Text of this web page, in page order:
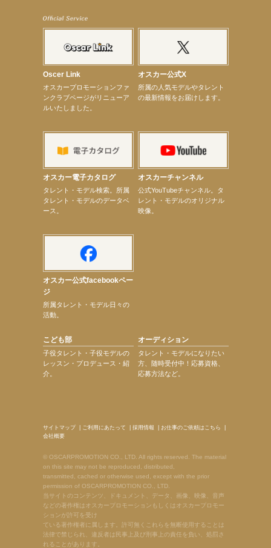
【elfin’】7thシングル『全世界』がFMたいはくでO.A.決定♪
【elfin’】7thシングル『全世界』がFM-UUでO.A.決定♪
【elfin’】8月16日（日）「全世界」発売記念イベント決定！
【elfin’】7thシングル『全世界』がFM TANABEでO.A.決定♪
【昆虫ハンター牧田習】8月13日（木）プライムツリー赤池「ふれあい昆虫フェスティバル」トーク
ショーゲスト出演！
【井頭愛海】『小さなお葬式』TV-CM出演！
【定本楓馬】WEB DIGVII 連載企画『東京23時』に登場！
【上戸彩】サントリー「−196」新CM出演！
【elfin’】【小倉舞子】8月9日（日）「MxM’s produce event vol.14」に出演決定！
【elfin’】【辻美優】8月28日（金）「辻美優(elfin’)グレイテスト・ショー」に出演決定！
【elfin’】9月27日（日）「Beauty Voice Theater Reboot Vol.3」開催決定！
Oscer Link
オスカープロモーションファ
ンクラブページがリニューア
ルいたしました。
オスカー公式X
所属の人気モデルやタレント
の最新情報をお届けします。
オスカー電子カタログ
タレント・モデル検索。所属
タレント・モデルのデータベ
ース。
オスカーチャンネル
公式YouTubeチャンネル。タ
レント・モデルのオリジナル
映像。
オスカー公式facebookペー
ジ
所属タレント・モデル日々の
活動。
こども部
子役タレント・子役モデルの
レッスン・プロデュース・紹
介。
オーディション
タレント・モデルになりたい
方、随時受付中！応募資格、
応募方法など。
サイトマップ| ご利用にあたって 採用情報 お仕事のご依頼はこちら
会社概要
© OSCARPROMOTION CO., LTD. All rights reserved. The material
on this site may not be reproduced, distributed,
transmitted, cached or otherwise used, except with the prior
permission of OSCARPROMOTION CO., LTD.
当サイトのコンテンツ、ドキュメント、データ、画像、映像、音声
などの著作権はオスカープロモーションもしくはオスカープロモー
ションが許可を受け
ている著作権者に属します。許可無くこれらを無断使用することは
法律で禁じられ、違反者は民事上及び刑事上の責任を負い、処罰さ
れることがあります。